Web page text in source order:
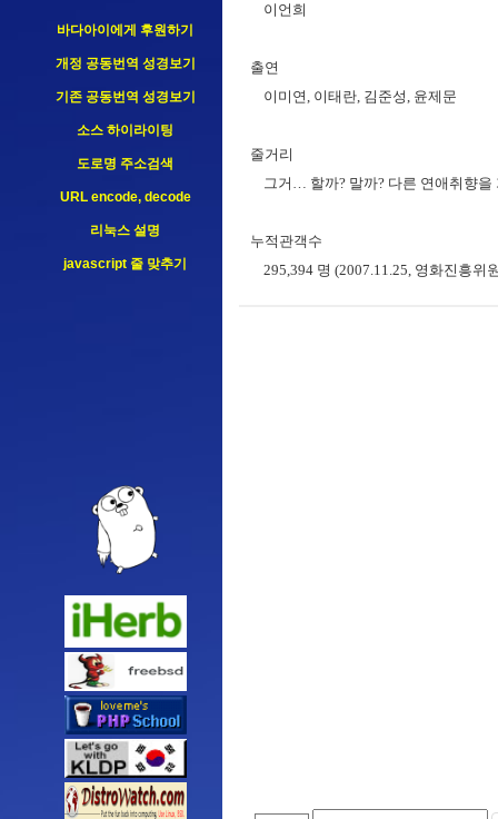
바다아이에게 후원하기
개정 공동번역 성경보기
기존 공동번역 성경보기
소스 하이라이팅
도로명 주소검색
URL encode, decode
리눅스 설명
javascript 줄 맞추기
이언희
출연
이미연, 이태란, 김준성, 윤제문
줄거리
그거… 할까? 말까? 다른 연애취향을
누적관객수
295,394 명 (2007.11.25, 영화진흥위